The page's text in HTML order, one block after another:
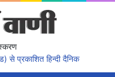
से प्रकाशित हिन्दी दैनिक